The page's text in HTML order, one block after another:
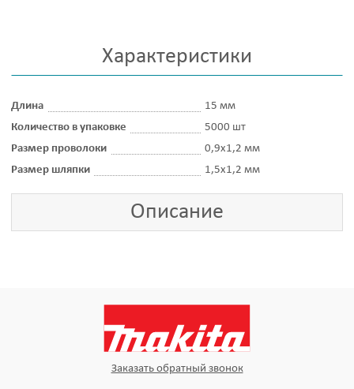
Характеристики
Длина
15 мм
Количество в упаковке
5000 шт
Размер проволоки
0,9х1,2 мм
Размер шляпки
1,5х1,2 мм
Описание
Заказать обратный звонок